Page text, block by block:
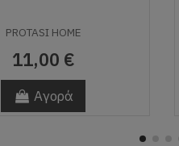
PROTASI HOME
11,00 €
Αγορά